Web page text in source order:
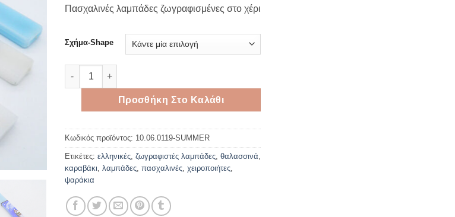
Πασχαλινές λαμπάδες ζωγραφισμένες στο χέρι
Σχήμα-Shape
Ζωγραφιστές πασχαλινές λαμπάδες με θαλασσινό θέμα ποσότητα
Προσθήκη Στο Καλάθι
Κωδικός προϊόντος: 10.06.0119-SUMMER
Ετικέτες: ελληνικές ζωγραφιστές λαμπάδες θαλασσινά
καραβάκι λαμπάδες πασχαλινές χειροποιήτες
ψαράκια